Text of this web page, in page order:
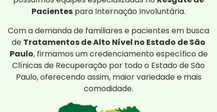
Pacientes para Internação Involuntária.
Com a demanda de familiares e pacientes em busca
de Tratamentos de Alto Nível no Estado de São
Paulo, firmamos um credenciamento específico de
Clínicas de Recuperação por todo o Estado de São
Paulo, oferecendo assim, maior variedade e mais
comodidade.